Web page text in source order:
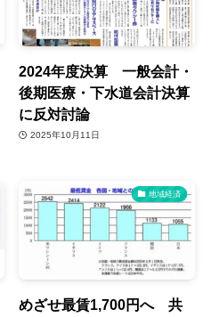
2024年度決算 一般会計・
後期医療・下水道会計決算
に反対討論
2025年10月11日
地域経済
めざせ最賃1,700円へ 共